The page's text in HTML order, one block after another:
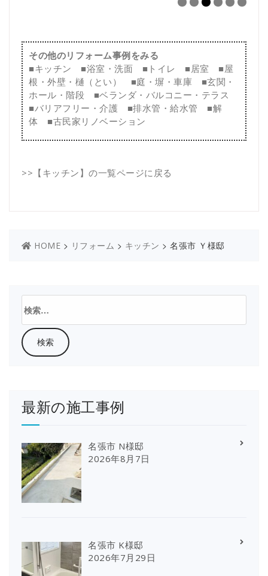
その他のリフォーム事例をみる
■キッチン ■浴室・洗面 ■ トイレ ■ 居室 ■屋
根・外壁・樋（とい）
■庭・塀・車庫 ■玄関・
ホール・階段 ■ベランダ・バルコニー・テラス
■バリアフリー・介護 ■排水管・給水管 ■解
体 ■古民家リノベーション
>> 【キッチン】の一覧ページに戻る
HOME > リフォーム > キッチン > 名張市 Ｙ様邸
索:
最新の施工事例
名張市 N様邸
2026年8月7日
名張市 K様邸
2026年7月29日